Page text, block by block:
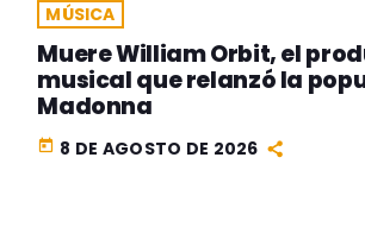
MÚSICA
Muere William Orbit, el
musical que relanzó la
Madonna
today 8 DE AGOSTO DE 2026